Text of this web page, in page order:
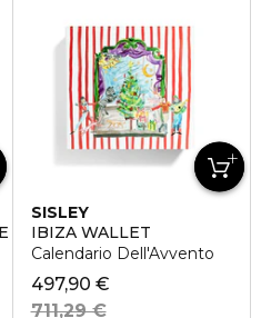
PALETTE
SISLEY
IBIZA WALLET
Calendario Dell'Avvento
497,90 €
711,29 €